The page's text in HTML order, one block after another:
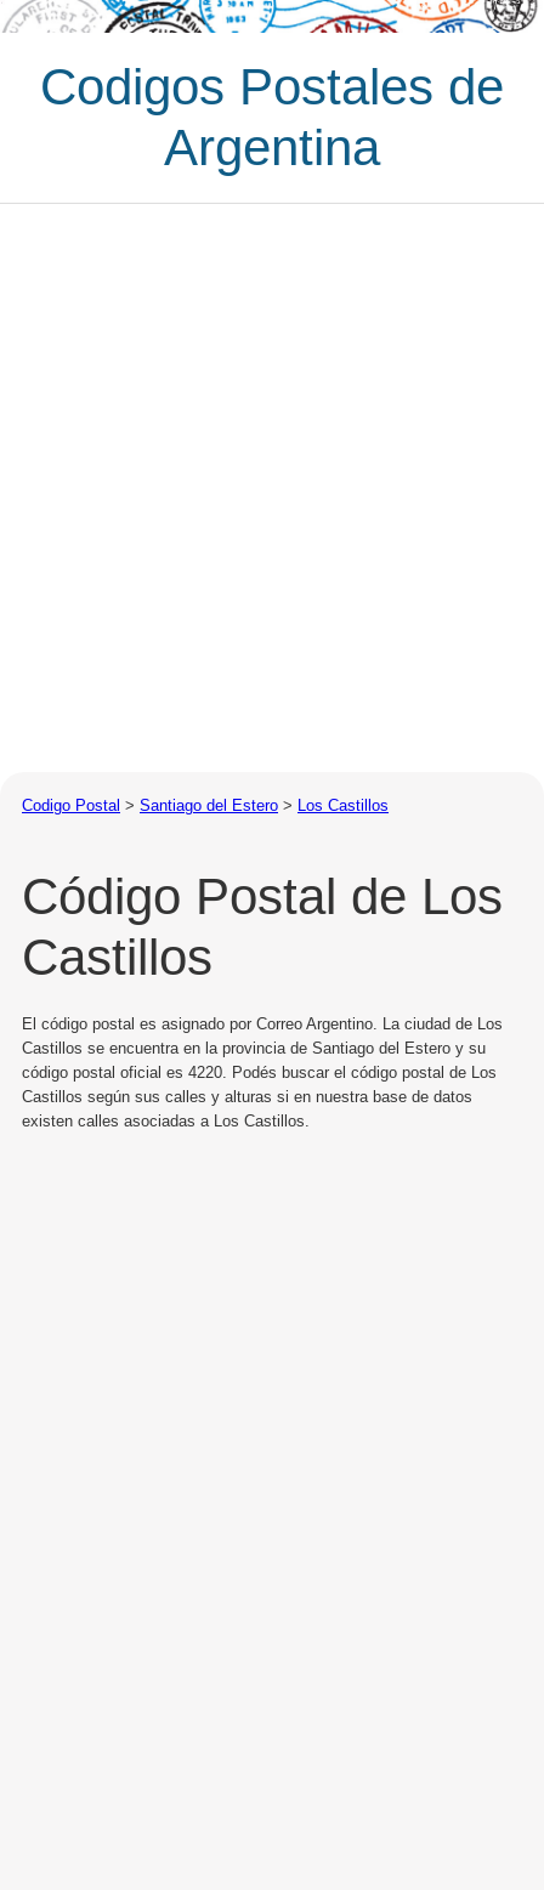
Codigos Postales de
Argentina
Codigo Postal > Santiago del Estero > Los Castillos
Código Postal de Los
Castillos
El código postal es asignado por Correo Argentino. La ciudad de Los
Castillos se encuentra en la provincia de Santiago del Estero y su
código postal oficial es 4220. Podés buscar el código postal de Los
Castillos según sus calles y alturas si en nuestra base de datos
existen calles asociadas a Los Castillos.